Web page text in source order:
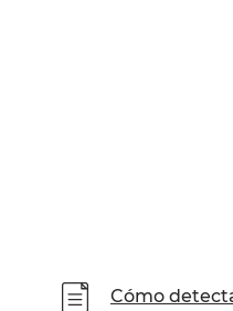
Cómo